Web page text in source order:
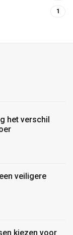
1
het verschil
veiligere
kiezen voor